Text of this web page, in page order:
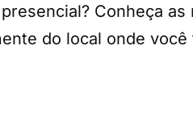
Conheça
do local onde você